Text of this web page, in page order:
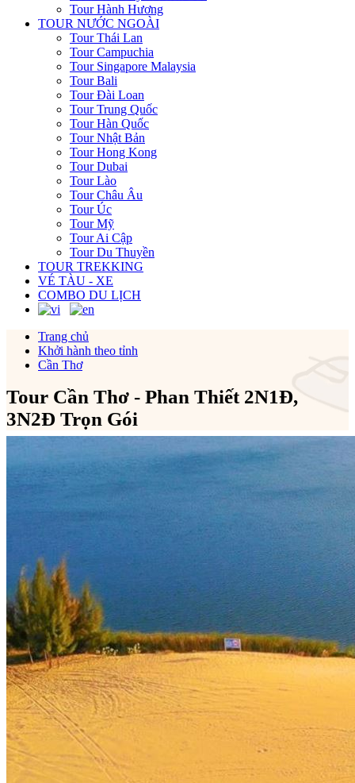
Tour Hành Hương
TOUR NƯỚC NGOÀI
Tour Thái Lan
Tour Campuchia
Tour Singapore Malaysia
Tour Bali
Tour Đài Loan
Tour Trung Quốc
Tour Hàn Quốc
Tour Nhật Bản
Tour Hong Kong
Tour Dubai
Tour Lào
Tour Châu Âu
Tour Úc
Tour Mỹ
Tour Ai Cập
Tour Du Thuyền
TOUR TREKKING
VÉ TÀU - XE
COMBO DU LỊCH
Trang chủ
Khởi hành theo tỉnh
Cần Thơ
Tour Cần Thơ - Phan Thiết 2N1Đ,
3N2Đ Trọn Gói